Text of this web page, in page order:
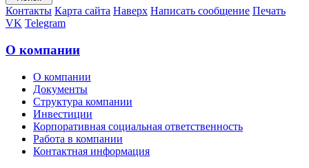
Контакты Карта сайта Наверх Написать сообщение Печать
VK Telegram
О компании
О компании
Документы
Структура компании
Инвестиции
Корпоративная социальная ответственность
Работа в компании
Контактная информация